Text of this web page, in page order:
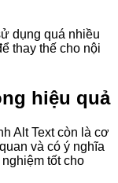
dụng quá nhiều
thay thế cho nội
hiệu quả
Alt Text còn là cơ
và có ý nghĩa
tốt cho